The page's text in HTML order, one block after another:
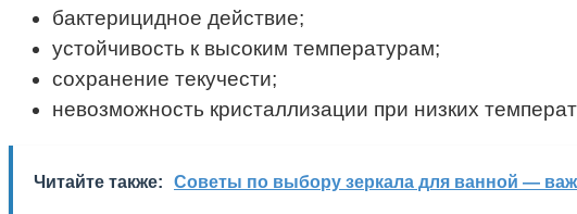
бактерицидное действие;
устойчивость к высоким температурам;
сохранение текучести;
невозможность кристаллизации при низких
Читайте также: Советы по выбору зеркала для ванной —